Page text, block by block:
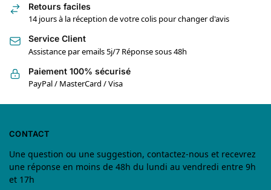
Retours faciles
14 jours à la réception de votre colis pour changer d'avis
Service Client
Assistance par emails 5j/7 Réponse sous 48h
Paiement 100% sécurisé
PayPal / MasterCard / Visa
CONTACT
Une question ou une suggestion, contactez-nous et recevrez
une réponse en moins de 48h du lundi au vendredi entre 9h
et 17h